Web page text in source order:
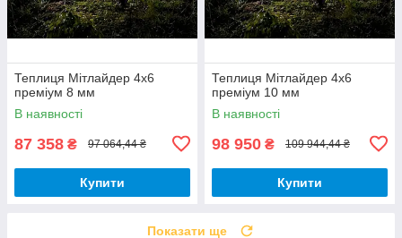
Теплиця Мітлайдер 4х6
преміум 8 мм
В наявності
87 358 ₴ 97 064,44 ₴
Купити
Теплиця Мітлайдер 4х6
преміум 10 мм
В наявності
98 950 ₴ 109 944,44 ₴
Купити
Показати ще